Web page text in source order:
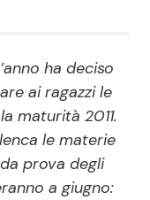
TV
e Talent
Opera
ha deciso
ai ragazzi le
maturità 2011.
le materie
prova degli
a giugno: